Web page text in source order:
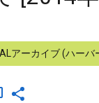
アーカイブ (ハー